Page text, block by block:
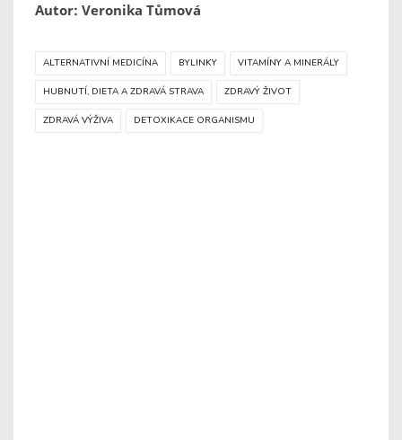
Autor: Veronika Tůmová
ALTERNATIVNÍ MEDICÍNA BYLINKY VITAMÍNY A MINERÁLY
HUBNUTÍ, DIETA A ZDRAVÁ STRAVA ZDRAVÝ ŽIVOT
ZDRAVÁ VÝŽIVA DETOXIKACE ORGANISMU